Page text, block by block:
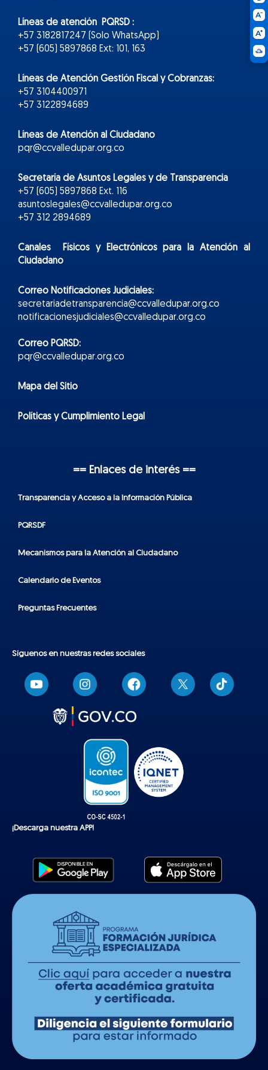
Líneas de atención PQRSD :
+57 3182817247 (Solo WhatsApp)
+57 (605) 5897868 Ext: 101, 163
Líneas de Atención Gestión Fiscal y Cobranzas:
+57 3104400971
+57 3122894689
Líneas de Atención al Ciudadano
pqr@ccvalledupar.org.co
Secretaría de Asuntos Legales y de Transparencia
+57 (605) 5897868 Ext. 116
asuntoslegales@ccvalledupar.org.co
+57 312 2894689
Canales Físicos yElectrónicospara la Atención al
Ciudadano
Correo Notificaciones Judiciales:
secretariadetransparencia@ccvalledupar.org.co
notificacionesjudiciales@ccvalledupar.org.co
Correo PQRSD:
pqr@ccvalledupar.org.co
Mapa del Sitio
Políticas y Cumplimiento Legal
== Enlaces de interés ==
Transparencia y Acceso a la Información Pública
PQRSDF
Mecanismos para la Atención al Ciudadano
Calendario de Eventos
Preguntas Frecuentes
Síguenos en nuestras redes sociales
T
i
k
¡Descarga nuestra APP!